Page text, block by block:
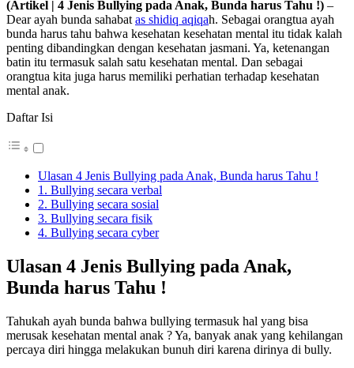
(Artikel | 4 Jenis Bullying pada Anak, Bunda harus Tahu !) –
Dear ayah bunda sahabat as shidiq aqiqah. Sebagai orangtua ayah
bunda harus tahu bahwa kesehatan kesehatan mental itu tidak kalah
penting dibandingkan dengan kesehatan jasmani. Ya, ketenangan
batin itu termasuk salah satu kesehatan mental. Dan sebagai
orangtua kita juga harus memiliki perhatian terhadap kesehatan
mental anak.
Daftar Isi
Ulasan 4 Jenis Bullying pada Anak, Bunda harus Tahu !
1. Bullying secara verbal
2. Bullying secara sosial
3. Bullying secara fisik
4. Bullying secara cyber
Ulasan 4 Jenis Bullying pada Anak,
Bunda harus Tahu !
Tahukah ayah bunda bahwa bullying termasuk hal yang bisa
merusak kesehatan mental anak ? Ya, banyak anak yang kehilangan
percaya diri hingga melakukan bunuh diri karena dirinya di bully.